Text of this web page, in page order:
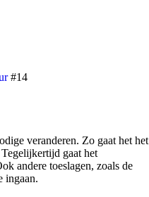
#14
veranderen. Zo gaat het het
gaat het
andere toeslagen, zoals de
ingaan.